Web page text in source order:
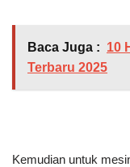
Baca Juga : 10
Terbaru 2025
Kemudian untuk